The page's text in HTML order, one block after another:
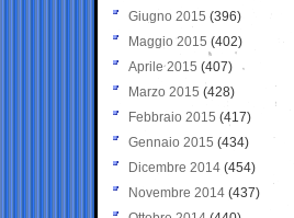
Giugno 2015 (396)
Maggio 2015 (402)
Aprile 2015 (407)
Marzo 2015 (428)
Febbraio 2015 (417)
Gennaio 2015 (434)
Dicembre 2014 (454)
Novembre 2014 (437)